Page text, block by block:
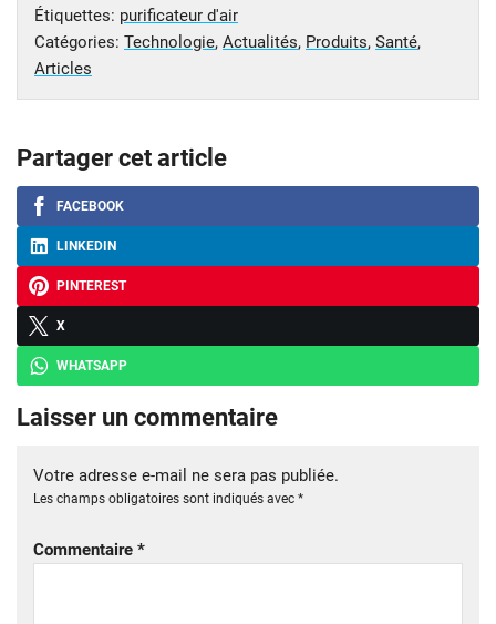
Étiquettes: purificateur d'air
Catégories: Technologie, Actualités, Produits, Santé,
Articles
Partager cet article
FACEBOOK
LINKEDIN
PINTEREST
X
WHATSAPP
Laisser un commentaire
Votre adresse e-mail ne sera pas publiée.
Les champs obligatoires sont indiqués avec *
Commentaire *